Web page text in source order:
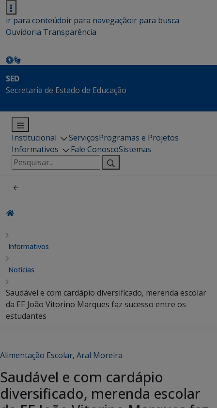
ir para conteúdoir para navegaçãoir para busca
Ouvidoria Transparência
SED
Secretaria de Estado de Educação
Institucional ServiçosProgramas e Projetos
Informativos
Fale ConoscoSistemas
Pesquisar
por:
Informativos
Notícias
Saudável e com cardápio diversificado, merenda escolar
da EE João Vitorino Marques faz sucesso entre os
estudantes
Alimentação Escolar, Aral Moreira
Saudável e com cardápio
diversificado, merenda escolar